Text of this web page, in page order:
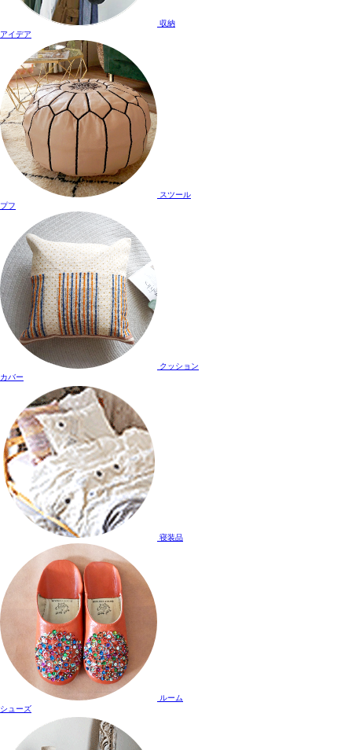
収納
アイデア
スツール
プフ
クッション
カバー
寝装品
ルーム
シューズ